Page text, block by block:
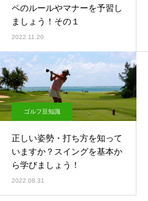
ペのルールやマナーを予習し
ましょう！その１
2022.11.20
ゴルフ豆知識
正しい姿勢・打ち方を知って
いますか？スイングを基本か
ら学びましょう！
2022.08.31